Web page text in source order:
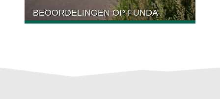
BEOORDELINGEN OP FUNDA